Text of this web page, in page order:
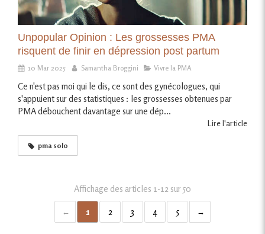
Unpopular Opinion : Les grossesses PMA
risquent de finir en dépression post partum
10 Mar 2025 Samantha Broggini Vivre la PMA
Ce n'est pas moi qui le dis, ce sont des gynécologues, qui
s'appuient sur des statistiques : les grossesses obtenues par
PMA débouchent davantage sur une dép...
Lire l'article
pma solo
Affichage des articles 1-12 sur 50
1 2 3 4 5